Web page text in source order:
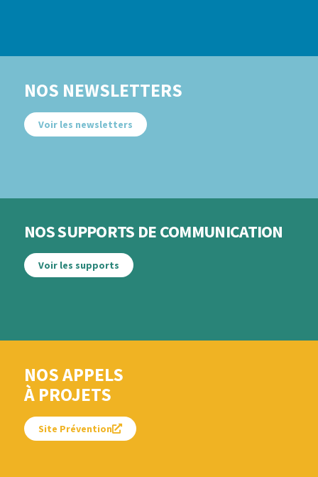
NOS NEWSLETTERS
Voir les newsletters
NOS SUPPORTS DE COMMUNICATION
Voir les supports
NOS APPELS
À PROJETS
Site Prévention